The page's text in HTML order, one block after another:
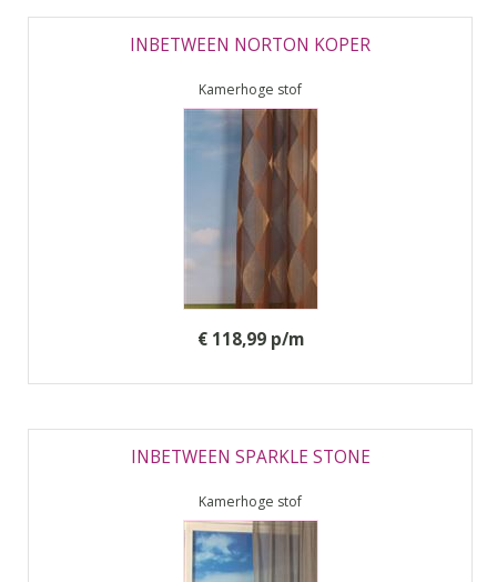
INBETWEEN NORTON KOPER
Kamerhoge stof
€ 118,99 p/m
INBETWEEN SPARKLE STONE
Kamerhoge stof